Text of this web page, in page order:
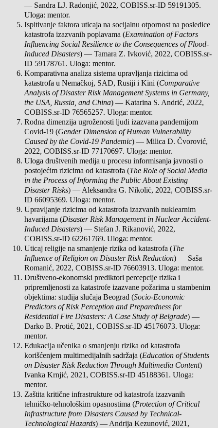
— Sandra LJ. Radonjić, 2022, COBISS.sr-ID 59191305.
Uloga: mentor.
Ispitivanje faktora uticaja na socijalnu otpornost na posledice
katastrofa izazvanih poplavama (Examination of Factors
Influencing Social Resilience to the Consequences of Flood-
Induced Disasters) — Tamara Z. Ivković, 2022, COBISS.sr-
ID 59178761. Uloga: mentor.
Komparativna analiza sistema upravljanja rizicima od
katastrofa u Nemačkoj, SAD, Rusiji i Kini (Comparative
Analysis of Disaster Risk Management Systems in Germany,
the USA, Russia, and China) — Katarina S. Andrić, 2022,
COBISS.sr-ID 76565257. Uloga: mentor.
Rodna dimenzija ugroženosti ljudi izazvana pandemijom
Covid-19 (Gender Dimension of Human Vulnerability
Caused by the Covid-19 Pandemic) — Milica D. Čvorović,
2022, COBISS.sr-ID 77170697. Uloga: mentor.
Uloga društvenih medija u procesu informisanja javnosti o
postojećim rizicima od katastrofa (The Role of Social Media
in the Process of Informing the Public About Existing
Disaster Risks) — Aleksandra G. Nikolić, 2022, COBISS.sr-
ID 66095369. Uloga: mentor.
Upravljanje rizicima od katastrofa izazvanih nuklearnim
havarijama (Disaster Risk Management in Nuclear Accident-
Induced Disasters) — Stefan J. Rikanović, 2022,
COBISS.sr-ID 62261769. Uloga: mentor.
Uticaj religije na smanjenje rizika od katastrofa (The
Influence of Religion on Disaster Risk Reduction) — Saša
Romanić, 2022, COBISS.sr-ID 76603913. Uloga: mentor.
Društveno-ekonomski prediktori percepcije rizika i
pripremljenosti za katastrofe izazvane požarima u stambenim
objektima: studija slučaja Beograd (Socio-Economic
Predictors of Risk Perception and Preparedness for
Residential Fire Disasters: A Case Study of Belgrade) —
Darko B. Protić, 2021, COBISS.sr-ID 45176073. Uloga:
mentor.
Edukacija učenika o smanjenju rizika od katastrofa
korišćenjem multimedijalnih sadržaja (Education of Students
on Disaster Risk Reduction Through Multimedia Content) —
Ivanka Krnjić, 2021, COBISS.sr-ID 45188361. Uloga:
mentor.
Zaštita kritične infrastrukture od katastrofa izazvanih
tehničko-tehnološkim opasnostima (Protection of Critical
Infrastructure from Disasters Caused by Technical-
Technological Hazards) — Andrija Kezunović, 2021,